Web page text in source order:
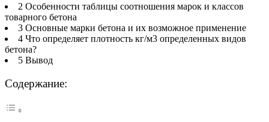
2 Особенности таблицы соотношения марок и классов
товарного бетона
3 Основные марки бетона и их возможное применение
4 Что определяет плотность кг/м3 определенных видов
бетона?
5 Вывод
Содержание: